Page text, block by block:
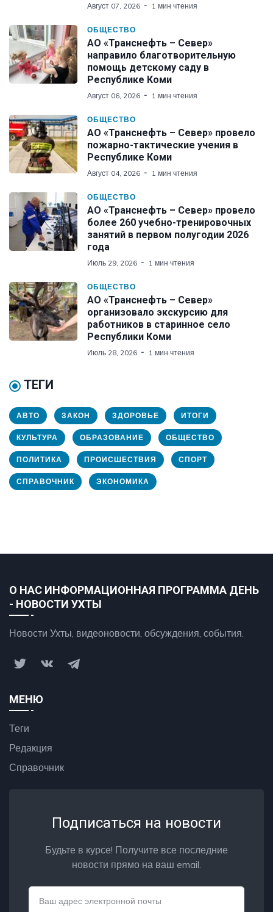
Август 07, 2026 1 мин чтения
ОБЩЕСТВО
АО «Транснефть – Север»
направило благотворительную
помощь детскому саду в
Республике Коми
Август 06, 2026 1 мин чтения
ОБЩЕСТВО
АО «Транснефть – Север» провело
пожарно-тактические учения в
Республике Коми
Август 04, 2026 1 мин чтения
ОБЩЕСТВО
АО «Транснефть – Север» провело
более 260 учебно-тренировочных
занятий в первом полугодии 2026
года
Июль 29, 2026 1 мин чтения
ОБЩЕСТВО
АО «Транснефть – Север»
организовало экскурсию для
работников в старинное село
Республики Коми
Июль 28, 2026 1 мин чтения
ТЕГИ
АВТО ЗАКОН ЗДОРОВЬЕ ИТОГИ
КУЛЬТУРА ОБРАЗОВАНИЕ ОБЩЕСТВО
ПОЛИТИКА ПРОИСШЕСТВИЯ СПОРТ
СПРАВОЧНИК ЭКОНОМИКА
О НАС ИНФОРМАЦИОННАЯ ПРОГРАММА ДЕНЬ
- НОВОСТИ УХТЫ
Новости Ухты, видеоновости, обсуждения, события.
МЕНЮ
Теги
Редакция
Справочник
Подписаться на новости
Будьте в курсе! Получите все последние
новости прямо на ваш email.